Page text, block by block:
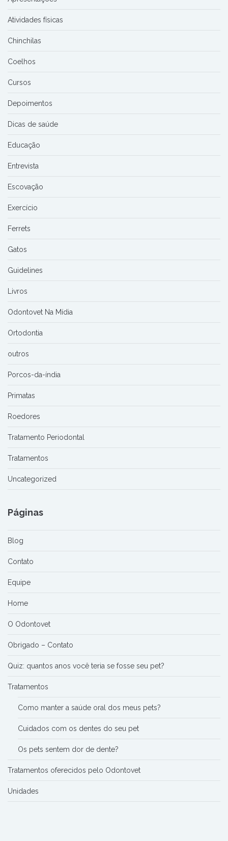
Atividades físicas
Chinchilas
Coelhos
Cursos
Depoimentos
Dicas de saúde
Educação
Entrevista
Escovação
Exercício
Ferrets
Gatos
Guidelines
Livros
Odontovet Na Mídia
Ortodontia
outros
Porcos-da-índia
Primatas
Roedores
Tratamento Periodontal
Tratamentos
Uncategorized
Páginas
Blog
Contato
Equipe
Home
O Odontovet
Obrigado – Contato
Quiz: quantos anos você teria se fosse seu pet?
Tratamentos
Como manter a saúde oral dos meus pets?
Cuidados com os dentes do seu pet
Os pets sentem dor de dente?
Tratamentos oferecidos pelo Odontovet
Unidades